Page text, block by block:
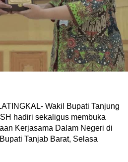
Wakil Bupati Tanjung
hadiri sekaligus membuka
Kerjasama Dalam Negeri di
Tanjab Barat, Selasa